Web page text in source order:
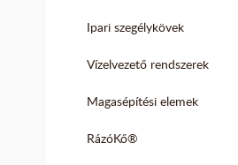
Ipari szegélykövek
Vízelvezető rendszerek
Magasépítési elemek
RázóKő®